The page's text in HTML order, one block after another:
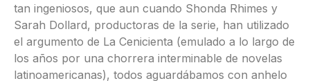
tan ingeniosos, que aun cuando Shonda Rhimes y
Sarah Dollard, productoras de la serie, han utilizado
el argumento de La Cenicienta (emulado a lo largo de
los años por una chorrera interminable de novelas
latinoamericanas), todos aguardábamos con anhelo